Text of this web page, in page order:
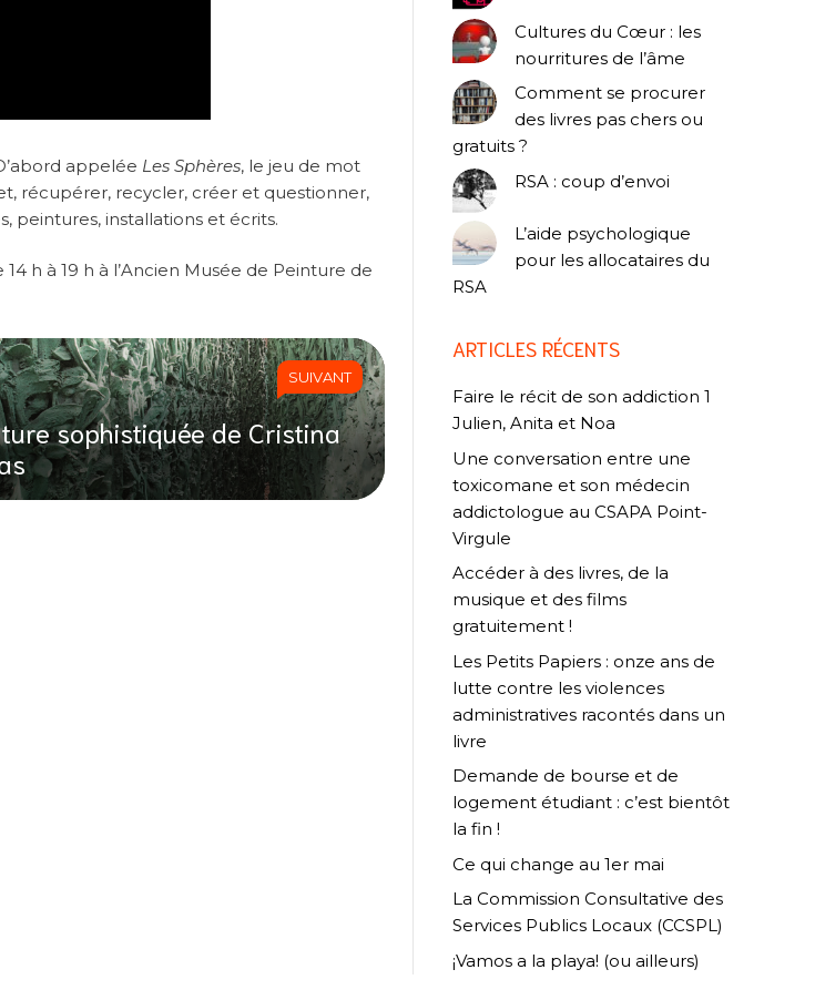
appelée Les Sphères, le jeu de mot
récupérer, recycler, créer et questionner,
peintures, installations et écrits.
h à 19 h à l’Ancien Musée de Peinture de
SUIVANT
sophistiquée de Cristina
Cultures du Cœur : les
nourritures de l’âme
Comment se procurer
des livres pas chers ou
gratuits ?
RSA : coup d’envoi
L’aide psychologique
pour les allocataires du
RSA
ARTICLES RÉCENTS
Faire le récit de son addiction 1
Julien, Anita et Noa
Une conversation entre une
toxicomane et son médecin
addictologue au CSAPA Point-
Virgule
Accéder à des livres, de la
musique et des films
gratuitement !
Les Petits Papiers : onze ans de
lutte contre les violences
administratives racontés dans un
livre
Demande de bourse et de
logement étudiant : c’est bientôt
la fin !
Ce qui change au 1er mai
La Commission Consultative des
Services Publics Locaux (CCSPL)
¡Vamos a la playa! (ou ailleurs)